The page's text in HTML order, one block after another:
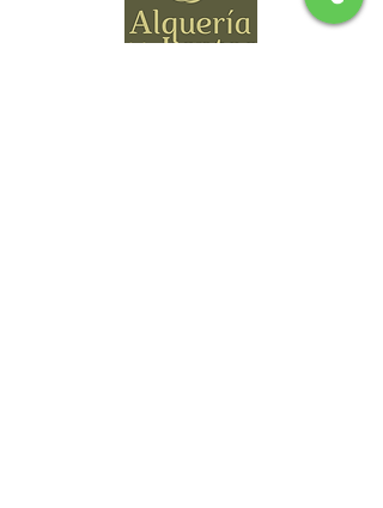
blancos de La Alpujarra, entre otras
actividades.